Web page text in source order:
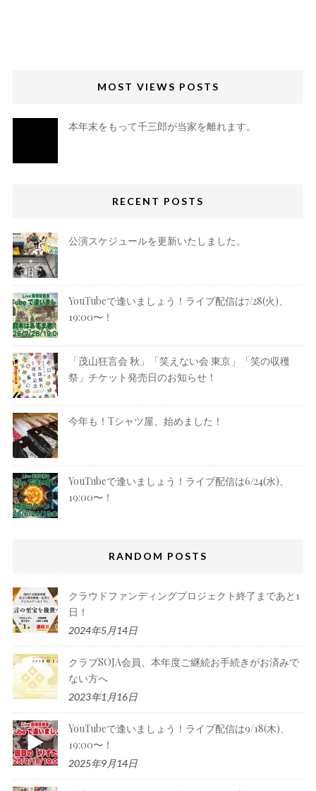
MOST VIEWS POSTS
本年末をもって千三郎が当家を離れます。
RECENT POSTS
公演スケジュールを更新いたしました。
YouTubeで逢いましょう！ライブ配信は7/28(火)、
19:00〜！
「茂山狂言会 秋」「笑えない会 東京」「笑の収穫
祭」チケット発売日のお知らせ！
今年も！Tシャツ屋、始めました！
YouTubeで逢いましょう！ライブ配信は6/24(水)、
19:00〜！
RANDOM POSTS
クラウドファンディングプロジェクト終了まであと1
日！
2024年5月14日
クラブSOJA会員、本年度ご継続お手続きがお済みで
ない方へ
2023年1月16日
YouTubeで逢いましょう！ライブ配信は9/18(木)、
19:00〜！
2025年9月14日